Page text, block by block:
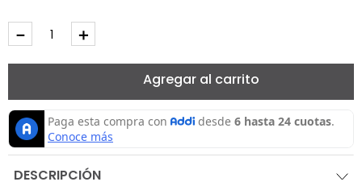
＋
－
Agregar al carrito
DESCRIPCIÓN